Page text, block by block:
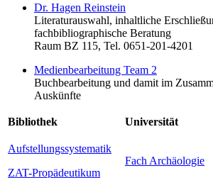
Dr. Hagen Reinstein
Literaturauswahl, inhaltliche
fachbibliographische Beratung
Raum BZ 115, Tel. 0651-201-4201
Medienbearbeitung Team 2
Buchbearbeitung und damit im
Auskünfte
Bibliothek Universität
Aufstellungssystematik
ZAT-Propädeutikum
Fach Archäologie